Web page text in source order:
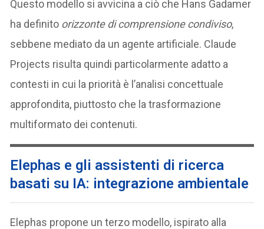
Questo modello si avvicina a ciò che Hans Gadamer
ha definito orizzonte di comprensione condiviso,
sebbene mediato da un agente artificiale. Claude
Projects risulta quindi particolarmente adatto a
contesti in cui la priorità è l’analisi concettuale
approfondita, piuttosto che la trasformazione
multiformato dei contenuti.
Elephas e gli assistenti di ricerca
basati su IA: integrazione ambientale
Elephas propone un terzo modello, ispirato alla